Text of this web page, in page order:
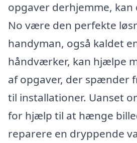
opgaver derhjemme, kan
No være den perfekte
handyman, også kaldet
håndværker, kan hjælpe
af opgaver, der spænder
til installationer. Uanset
for hjælp til at hænge
reparere en dryppende